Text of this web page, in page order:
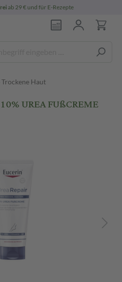
für E-Rezepte
Haut
UREA FUßCREME